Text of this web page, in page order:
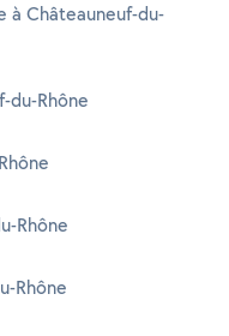
à Châteauneuf-du-
du-Rhône
Rhône
Rhône